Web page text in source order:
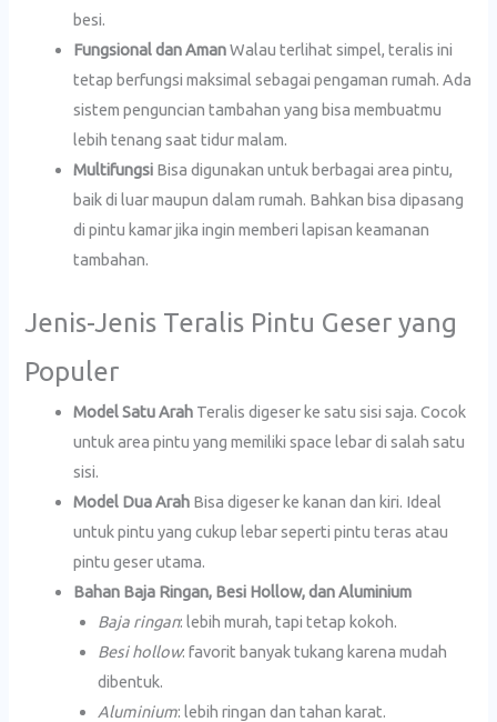
besi.
Fungsional dan AmanWalau terlihat simpel, teralis ini
tetap berfungsi maksimal sebagai pengaman rumah. Ada
sistem penguncian tambahan yang bisa membuatmu
lebih tenang saat tidur malam.
Multifungsi Bisa digunakan untuk berbagai area pintu,
baik di luar maupun dalam rumah. Bahkan bisa dipasang
di pintu kamar jika ingin memberi lapisan keamanan
tambahan.
Jenis-Jenis Teralis Pintu Geser yang
Populer
Model Satu Arah Teralis digeser ke satu sisi saja. Cocok
untuk area pintu yang memiliki space lebar di salah satu
sisi.
Model Dua Arah Bisa digeser ke kanan dan kiri. Ideal
untuk pintu yang cukup lebar seperti pintu teras atau
pintu geser utama.
Bahan Baja Ringan, Besi Hollow, dan Aluminium
Baja ringan: lebih murah, tapi tetap kokoh.
Besi hollow: favorit banyak tukang karena mudah
dibentuk.
Aluminium: lebih ringan dan tahan karat.